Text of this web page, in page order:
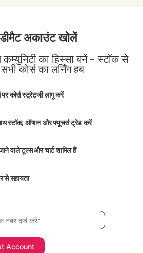
अकाउंट खोलें
का हिस्सा बनें - स्टॉक से
कोर्स का लर्निंग हब
पर कोर्स स्ट्रेटजी लागू करें
स्टॉक, ऑप्शन और फ्यूचर्स ट्रेड करें
वाले टूल्स और चार्ट शामिल हैं
से सहायता
आवश्यक है